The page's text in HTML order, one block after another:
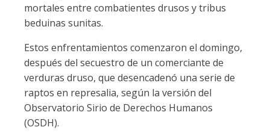
mortales entre combatientes drusos y tribus
beduinas sunitas.
Estos enfrentamientos comenzaron el domingo,
después del secuestro de un comerciante de
verduras druso, que desencadenó una serie de
raptos en represalia, según la versión del
Observatorio Sirio de Derechos Humanos
(OSDH).